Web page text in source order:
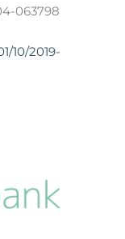
063798
10/2019-